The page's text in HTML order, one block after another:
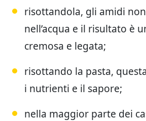
risottandola, gli amidi
nell’acqua e il risultato è
cremosa e legata;
risottando la pasta,
i nutrienti e il sapore;
nella maggior parte dei